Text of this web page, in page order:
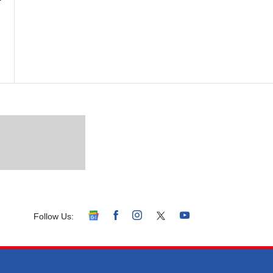
Follow Us: